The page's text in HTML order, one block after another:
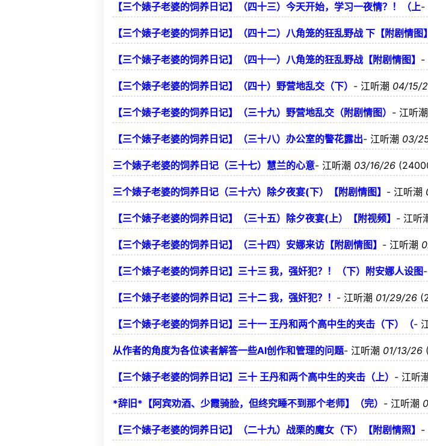
【三个婊子老婆的饲养日记】（四十三）今天开始，学习一夜情？！（上-
【三个婊子老婆的饲养日记】（四十二）八角笼的狂乱野战 下【附剧情图】
【三个婊子老婆的饲养日记】（四十一）八角笼的狂乱野战【附剧情图】 -
【三个婊子老婆的饲养日记】（四十）野营地乱交（下） - 江听潮 04/15/
【三个婊子老婆的饲养日记】（三十九）野营地乱交（附剧情图） - 江听潮
【三个婊子老婆的饲养日记】（三十八）办公室的警花露出- 江听潮 03/
三个婊子老婆的饲养日记（三十七）慧兰的心意- 江听潮 03/16/26
三个婊子老婆的饲养日记（三十六）除夕夜宴(下）【附剧情图】 - 江听潮
【三个婊子老婆的饲养日记】（三十五）除夕夜宴(上）【附视频】 - 江听
【三个婊子老婆的饲养日记】（三十四）安娜来访【附剧情图】 - 江听潮
【三个婊子老婆的饲养日记】三十三 我，强奸犯？！（下）附安娜人设图-
【三个婊子老婆的饲养日记】三十二 我，强奸犯？！ - 江听潮 01/29/26
【三个婊子老婆的饲养日记】三十一 王丹和两个高中生的夹击（下）（-
从作者的角度为各位读者解答一些AI创作和管理的问题- 江听潮 01/13/26
【三个婊子老婆的饲养日记】三十 王丹和两个高中生的夹击（上） - 江听
*辞旧*【阿宾劝酒、少霞骑脸，但终究睡不到那个老师】（完） - 江听潮
【三个婊子老婆的饲养日记】（二十九）战栗的魔女（下）【附剧情照】 -